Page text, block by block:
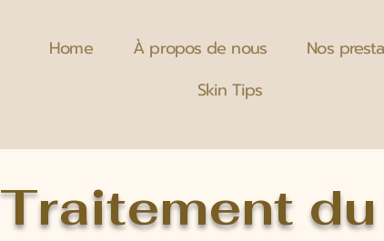
Home À propos de nous Nos
Skin Tips
Traitement